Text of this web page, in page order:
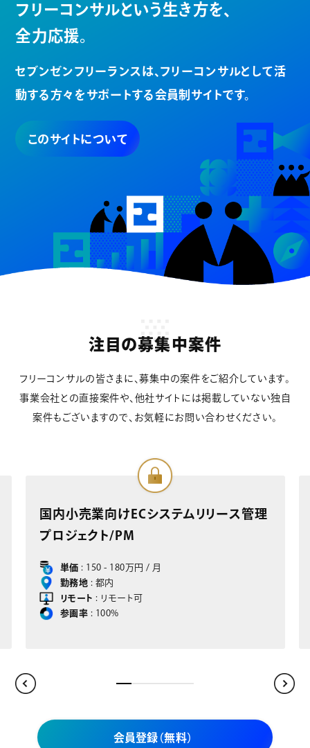
フリーコンサルという生き方を、
全力応援。
セブンゼンフリーランスは、 フリーコンサルとして活
動する方々を サポートする会員制サイトです。
このサイトについて
注目の募集中案件
フリーコンサルの皆さまに、募集中の案件をご紹介しています。
事業会社との直接案件や、他社サイトには掲載していない独自
案件もございますので、お気軽にお問い合わせください。
国内小売業向けECシステムリリース管理
プロジェクト/PM
単価 : 150 - 180万円 / 月
勤務地 : 都内
リモート : リモート可
参画率 : 100%
会員登録（無料）